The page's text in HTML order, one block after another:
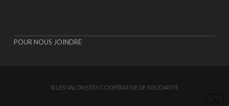
POUR NOUS JOINDRE
© LES VALORISTES COOPÉRATIVE DE SOLIDARITÉ